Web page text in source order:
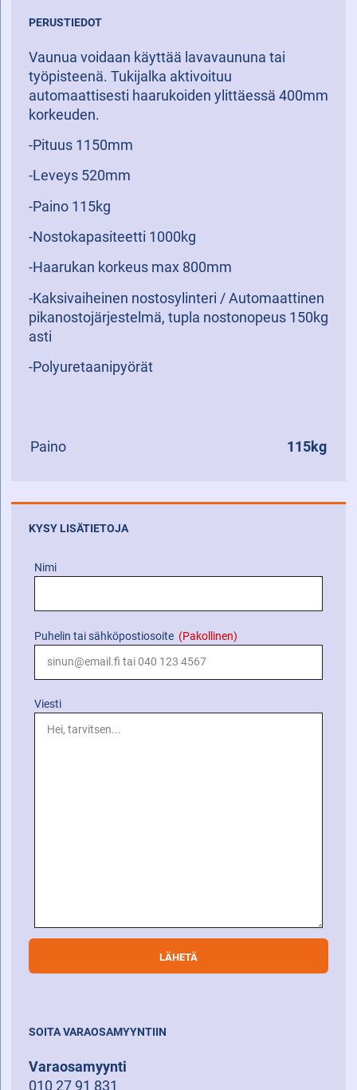
PERUSTIEDOT
Vaunua voidaan käyttää lavavaununa tai
työpisteenä. Tukijalka aktivoituu
automaattisesti haarukoiden ylittäessä 400mm
korkeuden.
-Pituus 1150mm
-Leveys 520mm
-Paino 115kg
-Nostokapasiteetti 1000kg
-Haarukan korkeus max 800mm
-Kaksivaiheinen nostosylinteri / Automaattinen
pikanostojärjestelmä, tupla nostonopeus 150kg
asti
-Polyuretaanipyörät
Paino 115kg
KYSY LISÄTIETOJA
Nimi
Puhelin tai sähköpostiosoite (Pakollinen)
Viesti
SOITA VARAOSAMYYNTIIN
Varaosamyynti
010 27 91 831